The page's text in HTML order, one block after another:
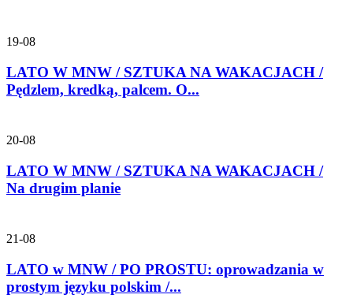
19-08
LATO W MNW / SZTUKA NA WAKACJACH /
Pędzlem, kredką, palcem. O...
20-08
LATO W MNW / SZTUKA NA WAKACJACH /
Na drugim planie
21-08
LATO w MNW / PO PROSTU: oprowadzania w
prostym języku polskim /...